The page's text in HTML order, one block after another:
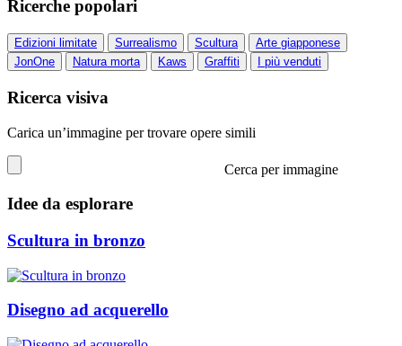
Ricerche popolari
Edizioni limitate Surrealismo Scultura
Arte giapponese
JonOne
Natura morta Kaws Graffiti I più venduti
Ricerca visiva
Carica un’immagine per trovare opere simili
Cerca per immagine
Idee da esplorare
Scultura in bronzo
Disegno ad acquerello